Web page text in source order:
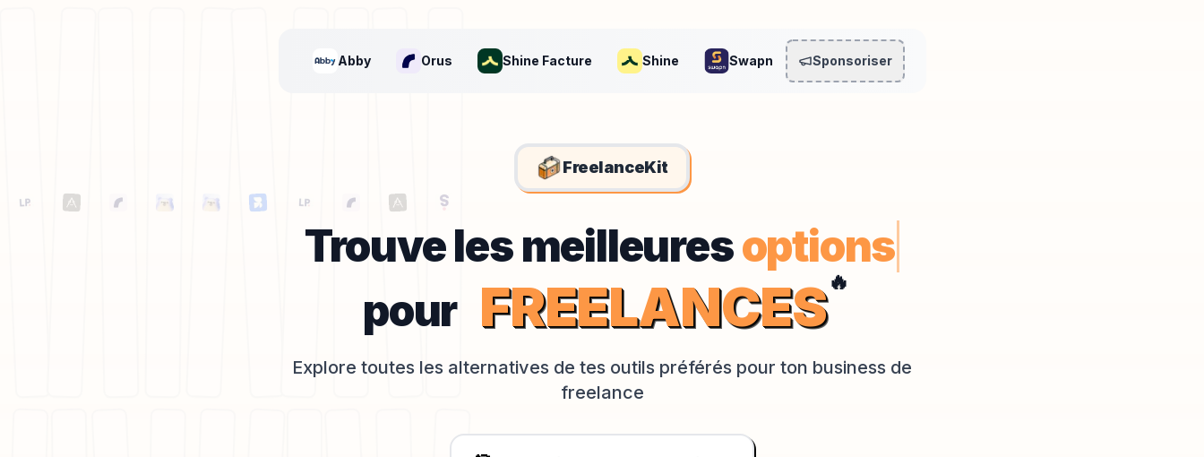
Abby Orus Shine Facture Shine Swapn Sponsoriser
FreelanceKit
Trouve les meilleures
Trouve les meilleuresopti
pour FREELANCES🔥
Explore toutes les alternatives de tes outils préférés pour ton business de
freelance